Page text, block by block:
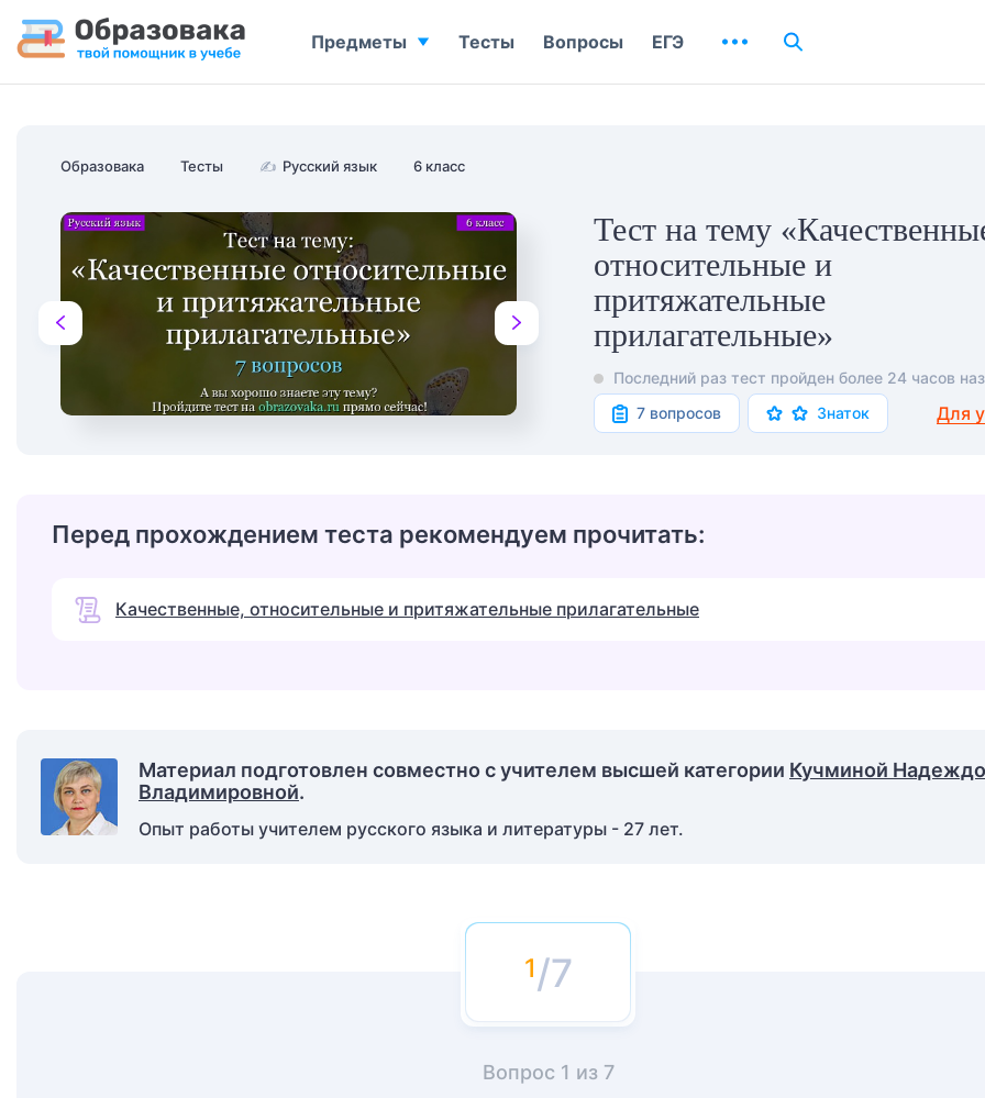
Образовака Тесты ✍ Русский язык 6 класс
Тест на тему
относительные и
притяжательные
прилагательные»
Последний раз тест пройден более 24 часов
7 вопросов
Знаток Для
Перед прохождением теста рекомендуем прочитать:
Качественные, относительные и притяжательные прилагательные
Материал подготовлен совместно с учителем высшей категории Кучминой
Владимировной.
Опыт работы учителем русского языка и литературы - 27 лет.
/7
Вопрос 1 из 7
Предметы Тесты Вопросы ЕГЭ